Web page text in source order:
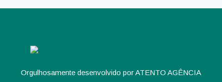
Orgulhosamente desenvolvido por ATENTO AGÊNCIA